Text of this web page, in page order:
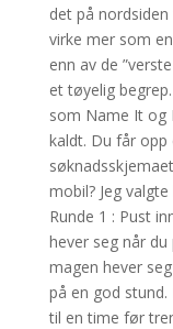
det på
virke mer som
enn av de
et tøyelig
som Name It
kaldt. Du får
mobil? Jeg
Runde 1 : Pust
hever seg når
magen hever
på en god
til en time før